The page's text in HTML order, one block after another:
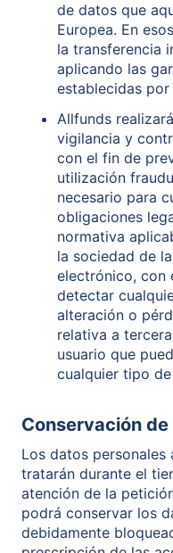
de datos que
Europea. En
la transferencia
aplicando las
establecidas por
Allfunds
vigilancia y
con el fin de
utilización
necesario para
obligaciones
normativa
la sociedad de
electrónico, con
detectar
alteración o
relativa a
usuario que
cualquier tipo
Conservación
Los datos personales
tratarán durante el
atención de la
podrá conservar los
debidamente